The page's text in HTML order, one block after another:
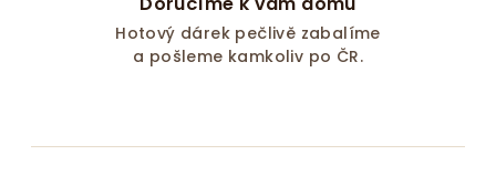
Hotový dárek pečlivě zabalíme
a pošleme kamkoliv po ČR.